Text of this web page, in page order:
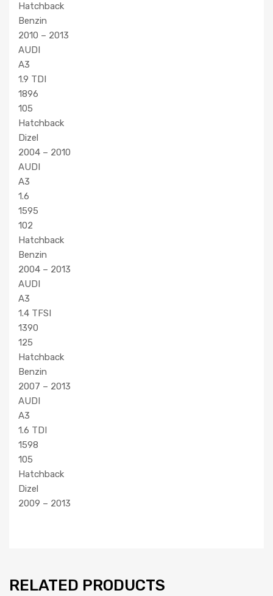
Hatchback
Benzin
2010 – 2013
AUDI
A3
1.9 TDI
1896
105
Hatchback
Dizel
2004 – 2010
AUDI
A3
1.6
1595
102
Hatchback
Benzin
2004 – 2013
AUDI
A3
1.4 TFSI
1390
125
Hatchback
Benzin
2007 – 2013
AUDI
A3
1.6 TDI
1598
105
Hatchback
Dizel
2009 – 2013
RELATED PRODUCTS